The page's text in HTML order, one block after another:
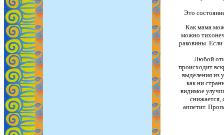
Это
Как мама
можно
раковины. Если
Любой
происходит
выделения из
как ни
видимое
снижается,
аппетит.